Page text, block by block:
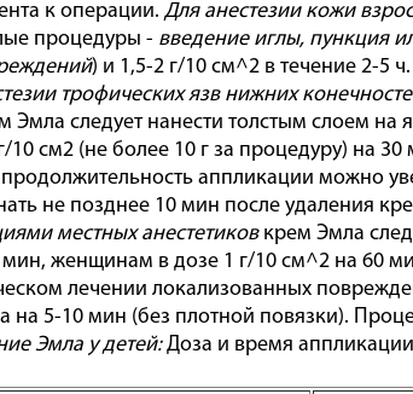
к операции. Для анестезии кожи
процедуры - введение иглы, пункция
) и 1,5-2 г/10 см^2 в течение 2-5
трофических язв нижних
Эмла следует нанести толстым слоем на
см2 (не более 10 г за процедуру) на
аппликации можно
не позднее 10 мин после удаления
местных анестетиковкрем Эмла
женщинам в дозе 1 г/10 см^2 на 60
лечении локализованных
5-10 мин (без плотной повязки).
Эмла у детей:Доза и время